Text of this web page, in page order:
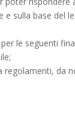
sulla base
le seguenti